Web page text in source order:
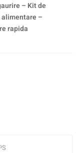
– Kit de
–
rapida